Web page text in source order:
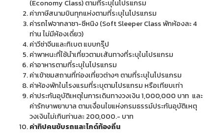
(Economy Class) ตามที่ระบุในโปรแกรม
ค่าภาษีสนามบินทุกแห่งตามที่ระบุในโปรแกรม
ค่ารถไฟจากลาซา-ซีหนิง (Soft Sleeper Class พักห้องละ 4
ท่าน ไม่มีห้องเดี่ยว)
ค่าวีซ่าจีนและทิเบต แบบกรุ๊ป
ค่าพาหนะที่ใช้นำเที่ยวตามเส้นทางที่ระบุในโปรแกรม
ค่าอาหารตามที่ระบุในโปรแกรม
ค่าเข้าชมสถานที่ท่องเที่ยวต่างๆ ตามที่ระบุในโปรแกรม
ค่าห้องพักในโรงแรมที่ระบุตามโปรแกรม หรือเทียบเท่า
ค่าประกันอุบัติเหตุในการเดินทางวงเงิน 1,000,000 บาท และ
ค่ารักษาพยาบาล ตามเงื่อนไขแห่งกรมธรรม์ประกันอุบัติเหตุ
วงเงินไม่เกินท่านละ 200,000.- บาท
ค่าทิปคนขับรถและไกด์ท้องถิ่น